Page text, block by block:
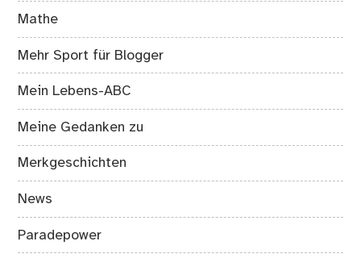
Mathe
Mehr Sport für Blogger
Mein Lebens-ABC
Meine Gedanken zu
Merkgeschichten
News
Paradepower